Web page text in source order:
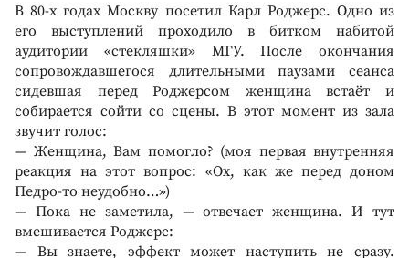
В 80-х годах Москву посетил Карл Роджерс. Одно из
его выступлений проходило в битком набитой
аудитории «стекляшки» МГУ. После окончания
сопровождавшегося длительными паузами сеанса
сидевшая перед Роджерсом женщина встаёт и
собирается сойти со сцены. В этот момент из зала
звучит голос:
— Женщина, Вам помогло? (моя первая внутренняя
реакция на этот вопрос: «Ох, как же перед доном
Педро-то неудобно…»)
— Пока не заметила, — отвечает женщина. И тут
вмешивается Роджерс:
— Вы знаете, эффект может наступить не сразу.